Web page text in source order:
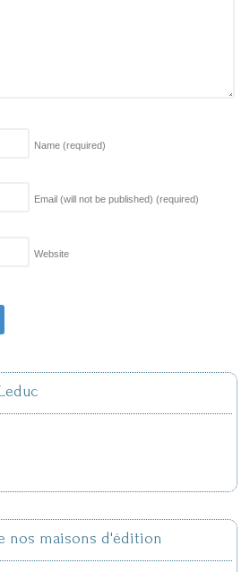
Name (required)
Email (will not be published) (required)
Website
nos maisons d'édition